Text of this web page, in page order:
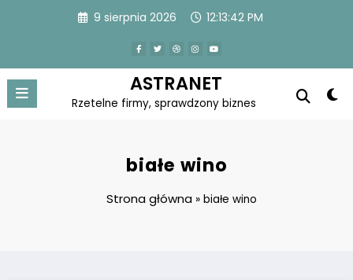
9 sierpnia 2026 12:13:42 PM
ASTRANET
Rzetelne firmy, sprawdzony biznes
białe wino
Strona główna »białe wino